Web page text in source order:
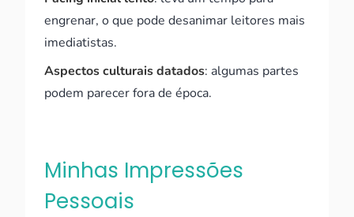
engrenar, o que pode desanimar leitores mais
imediatistas.
Aspectos culturais datados: algumas partes
podem parecer fora de época.
Minhas Impressões
Pessoais